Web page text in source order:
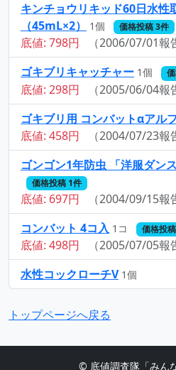
キンチョウリキッド60日水性
（45mL×2）
1個 価格投稿 3件
底値: 798円
（2006/07/01報
ゴキブリキャッチャー 1個
底値: 298円
（2005/06/04報
ゴキブリ用 コンバットαアル
底値: 458円
（2004/07/23報
ゴンゴン1年防虫 「洋服ダン
価格投稿 1件
底値: 697円
（2004/09/15報
コンバット 4コ入 1コ 価格投
底値: 498円
（2005/07/05報
水性コックローチV 1個
トップページへ戻る
© 底値調査隊「みん